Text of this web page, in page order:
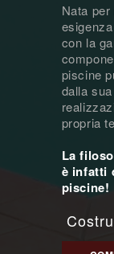
Nata
con la
piscine
dalla
propria
La
è infatti
piscine!